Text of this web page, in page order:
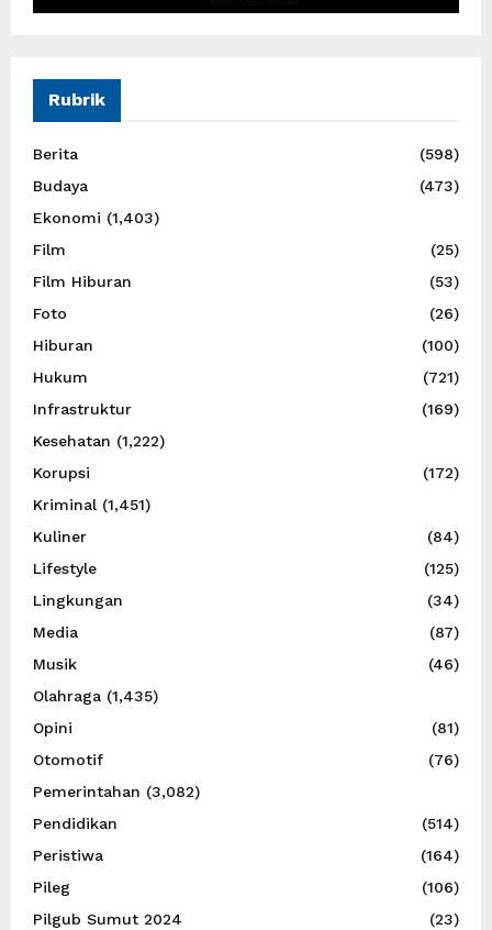
Rubrik
Berita
(598)
Budaya
(473)
Ekonomi (1,403)
Film
(25)
Film Hiburan
(53)
Foto
(26)
Hiburan
(100)
Hukum
(721)
Infrastruktur
(169)
Kesehatan (1,222)
Korupsi
(172)
Kriminal (1,451)
Kuliner
(84)
Lifestyle
(125)
Lingkungan
(34)
Media
(87)
Musik
(46)
Olahraga (1,435)
Opini
(81)
Otomotif
(76)
Pemerintahan (3,082)
Pendidikan
(514)
Peristiwa
(164)
Pileg
(106)
Pilgub Sumut 2024
(23)